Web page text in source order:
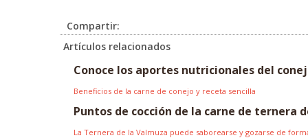
Compartir:
Artículos relacionados
Conoce los aportes nutricionales del
Beneficios de la carne de conejo y receta sencilla
Puntos de cocción de la carne de ternera
La Ternera de la Valmuza puede saborearse y gozarse de